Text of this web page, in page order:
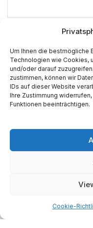
Um Ihnen die bestmögliche
Technologien wie Cookies,
und/oder darauf
zustimmen, können wir
IDs auf dieser Website
Ihre Zustimmung
Funktionen beeinträchtigen.
Cookie-
E-Mail-Adresse*
Website
Alternative: